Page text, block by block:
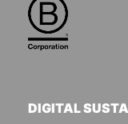
DIGITAL